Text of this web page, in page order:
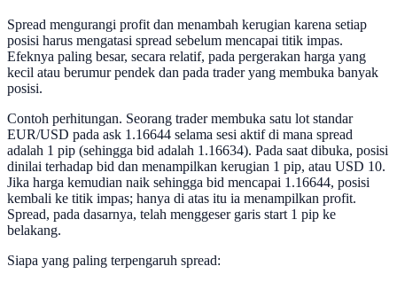
Spread mengurangi profit dan menambah kerugian karena setiap
posisi harus mengatasi spread sebelum mencapai titik impas.
Efeknya paling besar, secara relatif, pada pergerakan harga yang
kecil atau berumur pendek dan pada trader yang membuka banyak
posisi.
Contoh perhitungan. Seorang trader membuka satu lot standar
EUR/USD pada ask 1.16644 selama sesi aktif di mana spread
adalah 1 pip (sehingga bid adalah 1.16634). Pada saat dibuka, posisi
dinilai terhadap bid dan menampilkan kerugian 1 pip, atau USD 10.
Jika harga kemudian naik sehingga bid mencapai 1.16644, posisi
kembali ke titik impas; hanya di atas itu ia menampilkan profit.
Spread, pada dasarnya, telah menggeser garis start 1 pip ke
belakang.
Siapa yang paling terpengaruh spread: